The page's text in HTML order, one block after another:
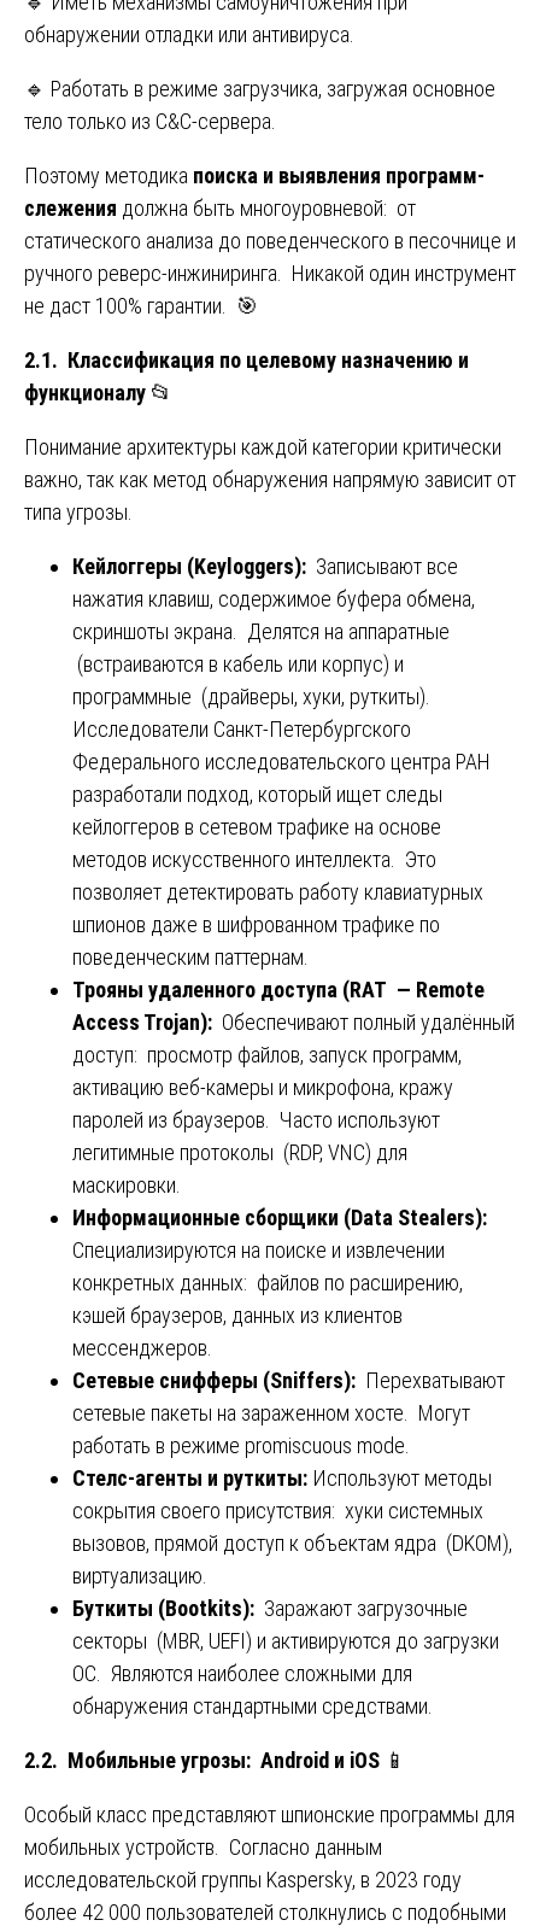
обнаружении отладки или антивируса.
🔹 Работать в режиме загрузчика, загружая основное
тело только из C&C-сервера.
Поэтому методика поиска и выявления программ-
слежения должна быть многоуровневой: от
статического анализа до поведенческого в песочнице и
ручного реверс-инжиниринга. Никакой один инструмент
не даст 100% гарантии. 🎯
2.1. Классификация по целевому назначению и
функционалу 📂
Понимание архитектуры каждой категории критически
важно, так как метод обнаружения напрямую зависит от
типа угрозы.
Кейлоггеры (Keyloggers): Записывают все
нажатия клавиш, содержимое буфера обмена,
скриншоты экрана. Делятся на аппаратные
(встраиваются в кабель или корпус) и
программные (драйверы, хуки, руткиты).
Исследователи Санкт-Петербургского
Федерального исследовательского центра РАН
разработали подход, который ищет следы
кейлоггеров в сетевом трафике на основе
методов искусственного интеллекта. Это
позволяет детектировать работу клавиатурных
шпионов даже в шифрованном трафике по
поведенческим паттернам.
Трояны удаленного доступа (RAT — Remote
Access Trojan): Обеспечивают полный удалённый
доступ: просмотр файлов, запуск программ,
активацию веб-камеры и микрофона, кражу
паролей из браузеров. Часто используют
легитимные протоколы (RDP, VNC) для
маскировки.
Информационные сборщики (Data Stealers):
Специализируются на поиске и извлечении
конкретных данных: файлов по расширению,
кэшей браузеров, данных из клиентов
мессенджеров.
Сетевые снифферы (Sniffers): Перехватывают
сетевые пакеты на зараженном хосте. Могут
работать в режиме promiscuous mode.
Стелс-агенты и руткиты: Используют методы
сокрытия своего присутствия: хуки системных
вызовов, прямой доступ к объектам ядра (DKOM),
виртуализацию.
Буткиты (Bootkits): Заражают загрузочные
секторы (MBR, UEFI) и активируются до загрузки
ОС. Являются наиболее сложными для
обнаружения стандартными средствами.
2.2. Мобильные угрозы: Android и iOS 📱
Особый класс представляют шпионские программы для
мобильных устройств. Согласно данным
исследовательской группы Kaspersky, в 2023 году
более 42 000 пользователей столкнулись с подобными